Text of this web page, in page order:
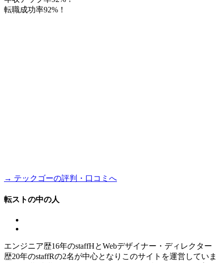
転職成功率92%！
→ テックゴーの評判・口コミへ
転ストの中の人
エンジニア歴16年のstaffHとWebデザイナー・ディレクター
歴20年のstaffRの2名が中心となりこのサイトを運営していま